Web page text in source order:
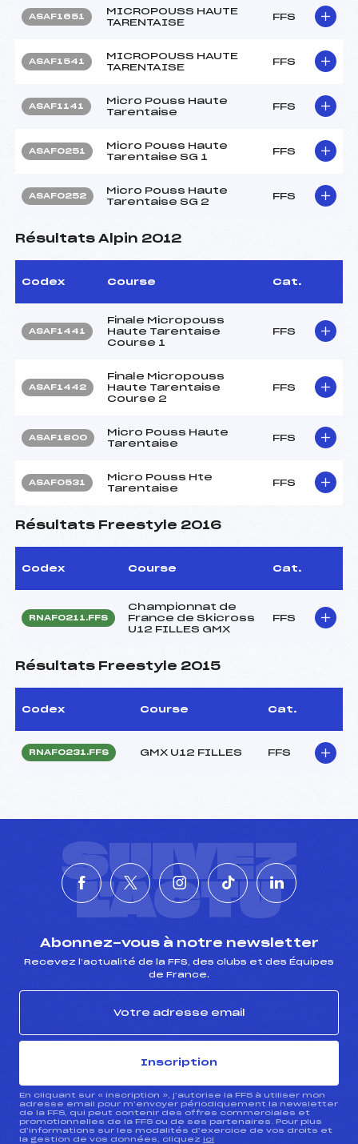
ASAF1651
MICROPOUSS HAUTE
TARENTAISE
FFS
ASAF1541
MICROPOUSS HAUTE
TARENTAISE
FFS
ASAF1141
Micro Pouss Haute
Tarentaise
FFS
ASAF0251
Micro Pouss Haute
Tarentaise SG 1
FFS
ASAF0252
Micro Pouss Haute
Tarentaise SG 2
FFS
Résultats Alpin 2012
Codex Course Cat.
ASAF1441
Finale Micropouss
Haute Tarentaise
Course 1
FFS
ASAF1442
Finale Micropouss
Haute Tarentaise
Course 2
FFS
ASAF1800
Micro Pouss Haute
Tarentaise
FFS
ASAF0531
Micro Pouss Hte
Tarentaise
FFS
Résultats Freestyle 2016
Codex Course Cat.
RNAF0211.FFS
Championnat de
France de Skicross
U12 FILLES GMX
FFS
Résultats Freestyle 2015
Codex Course Cat.
RNAF0231.FFS GMX U12 FILLES FFS
SUIVEZ
L'ACTU
Abonnez-vous à notre newsletter
Recevez l’actualité de la FFS, des clubs et des Équipes
de France.
Inscription
En cliquant sur « inscription », j’autorise la FFS à utiliser mon
adresse email pour m’envoyer périodiquement la newsletter
de la FFS, qui peut contenir des offres commerciales et
promotionnelles de la FFS ou de ses partenaires. Pour plus
d’informations sur les modalités d’exercice de vos droits et
la gestion de vos données, cliquez ici